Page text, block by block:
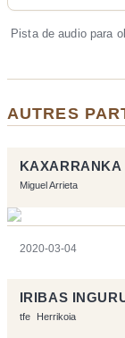
Pista de audio para
AUTRES
Miguel Arrieta
2020-03-04
IRIBAS
tfe Herrikoia